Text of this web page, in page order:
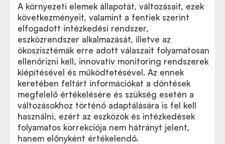
A környezeti elemek állapotát, változásait, ezek
következményeit, valamint a fentiek szerint
elfogadott intézkedési rendszer,
eszközrendszer alkalmazását, illetve az
ökoszisztémák erre adott válaszait folyamatosan
ellenőrizni kell, innovatív monitoring rendszerek
kiépítésével és működtetésével. Az ennek
keretében feltárt információkat a döntések
megfelelő értékelésére és szükség esetén a
változásokhoz történő adaptálására is fel kell
használni, ezért az eszközök és intézkedések
folyamatos korrekciója nem hátrányt jelent,
hanem előnyként értékelendő.